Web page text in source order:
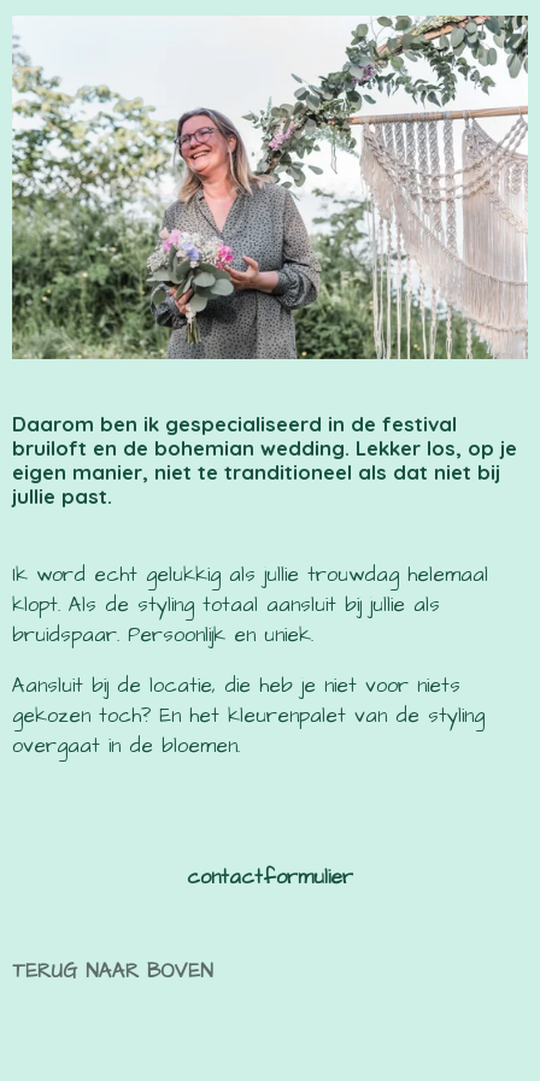
Daarom ben ik gespecialiseerd in de festival
bruiloft en de bohemian wedding. Lekker los, op je
eigen manier, niet te tranditioneel als dat niet bij
jullie past.
Ik word echt gelukkig als jullie trouwdag helemaal
klopt. Als de styling totaal aansluit bij jullie als
bruidspaar. Persoonlijk en uniek.
Aansluit bij de locatie, die heb je niet voor niets
gekozen toch? En het kleurenpalet van de styling
overgaat in de bloemen.
contactformulier
TERUG NAAR BOVEN